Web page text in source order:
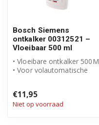
Bosch Siemens
ontkalker 00312521 –
Vloeibaar 500 ml
• Vloeibare ontkalker 500M
• Voor volautomatische
€11,95
Niet op voorraad